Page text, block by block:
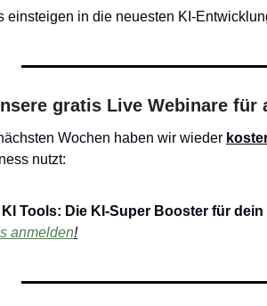
einsteigen in die neuesten KI-
gratis Live Webinare für
Wochen haben wir wieder
nutzt:
Tools: Die KI-Super Booster für
anmelden!